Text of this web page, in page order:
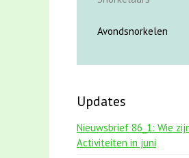
Avondsnorkelen
Updates
Nieuwsbrief 86_1: Wie
Activiteiten in juni